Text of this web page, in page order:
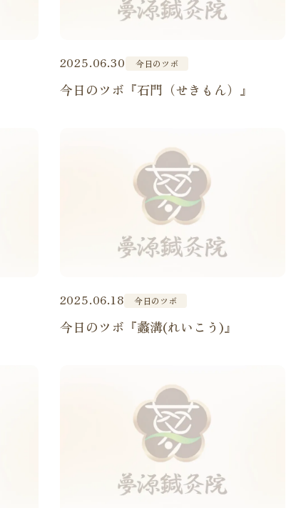
2025.06.30 今日のツボ
今日のツボ『石門（せきもん）』
2025.06.18 今日のツボ
今日のツボ『蠡溝(れいこう)』